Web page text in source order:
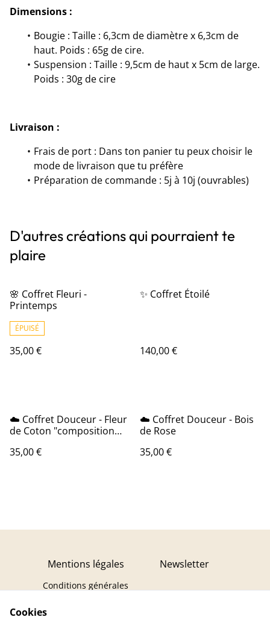
Dimensions :
Bougie : Taille : 6,3cm de diamètre x 6,3cm de
haut. Poids : 65g de cire.
Suspension : Taille : 9,5cm de haut x 5cm de large.
Poids : 30g de cire
Livraison :
Frais de port : Dans ton panier tu peux choisir le
mode de livraison que tu préfère
Préparation de commande : 5j à 10j (ouvrables)
D'autres créations qui pourraient te
plaire
🌸 Coffret Fleuri -
Printemps
ÉPUISÉ
35,00 €
✨ Coffret Étoilé
140,00 €
☁️ Coffret Douceur - Fleur
de Coton "composition
35,00 €
☁️ Coffret Douceur - Bois
de Rose
35,00 €
Mentions légales
Conditions générales
Newsletter
Cookies